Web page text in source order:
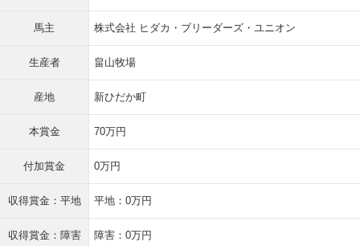
馬主 株式会社 ヒダカ・ブリーダーズ・ユニオン
生産者 畠山牧場
産地 新ひだか町
本賞金 70万円
付加賞金 0万円
収得賞金：平地 平地：0万円
収得賞金：障害 障害：0万円